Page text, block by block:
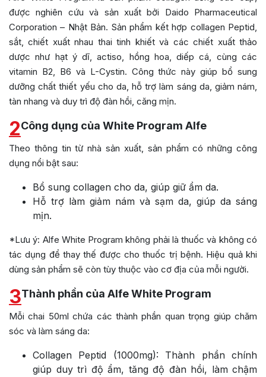
được nghiên cứu và sản xuất bởi Daido Pharmaceutical
Corporation – Nhật Bản. Sản phẩm kết hợp collagen Peptid,
sắt, chiết xuất nhau thai tinh khiết và các chiết xuất thảo
dược như hạt ý dĩ, actiso, hồng hoa, diếp cá, cùng các
vitamin B2, B6 và L-Cystin. Công thức này giúp bổ sung
dưỡng chất thiết yếu cho da, hỗ trợ làm sáng da, giảm nám,
tàn nhang và duy trì độ đàn hồi, căng mịn.
2Công dụng của White Program Alfe
Theo thông tin từ nhà sản xuất, sản phẩm có những công
dụng nổi bật sau:
Bổ sung collagen cho da, giúp giữ ẩm da.
Hỗ trợ làm giảm nám và sạm da, giúp da sáng
mịn.
*Lưu ý: Alfe White Program không phải là thuốc và không có
tác dụng để thay thế được cho thuốc trị bệnh. Hiệu quả khi
dùng sản phẩm sẽ còn tùy thuộc vào cơ địa của mỗi người.
3Thành phần của Alfe White Program
Mỗi chai 50ml chứa các thành phần quan trọng giúp chăm
sóc và làm sáng da:
Collagen Peptid (1000mg): Thành phần chính
giúp duy trì độ ẩm, tăng độ đàn hồi, làm chậm